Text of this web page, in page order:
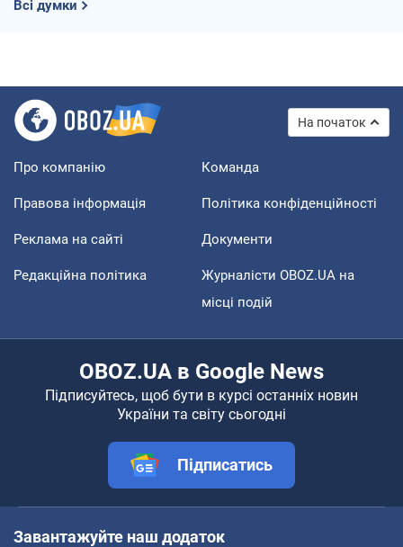
Всі думки
На початок
Про компанію Команда
Правова інформація Політика конфіденційності
Реклама на сайті Документи
Редакційна політика
Журналісти OBOZ.UA на
місці подій
OBOZ.UA в Google News
Підписуйтесь, щоб бути в курсі останніх новин
України та світу сьогодні
Підписатись
Завантажуйте наш додаток